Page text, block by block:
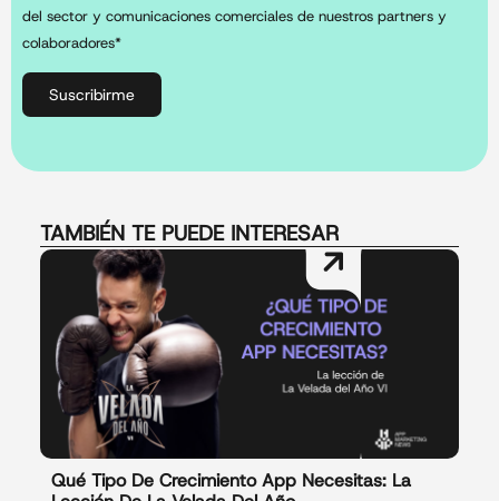
del sector y comunicaciones comerciales de nuestros partners y
colaboradores*
Suscribirme
TAMBIÉN TE PUEDE INTERESAR
Qué Tipo De Crecimiento App Necesitas: La